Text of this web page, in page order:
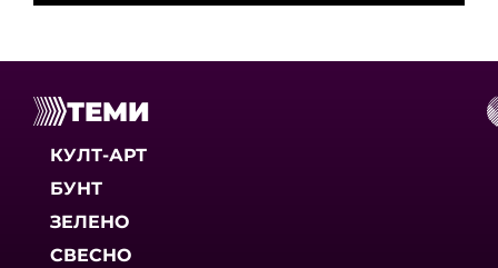
ТЕМИ
КУЛТ-АРТ
БУНТ
ЗЕЛЕНО
СВЕСНО